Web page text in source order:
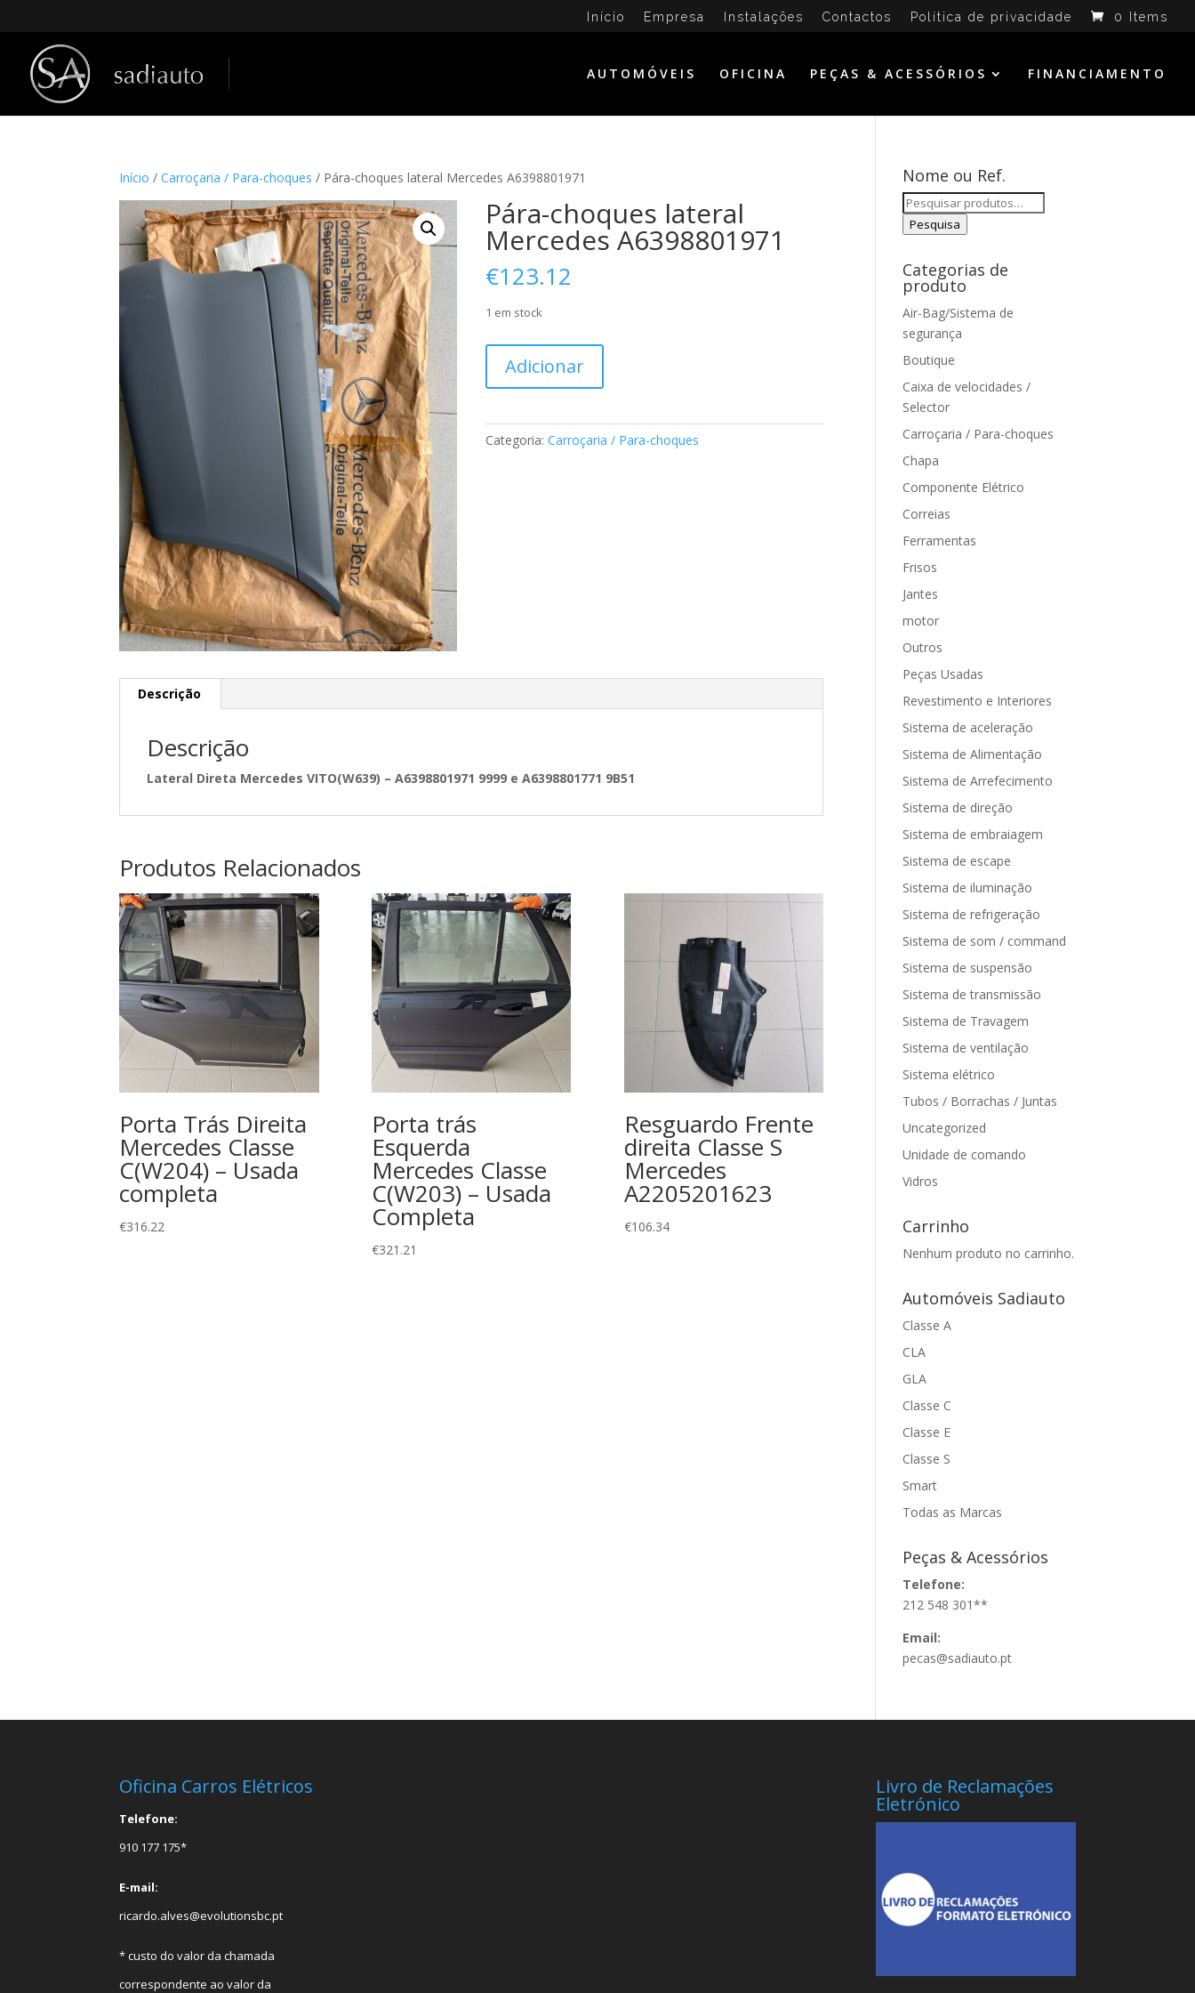
Início Empresa Instalações Contactos Política de privacidade 0 Items
AUTOMÓVEIS OFICINA PEÇAS & ACESSÓRIOS FINANCIAMENTO
Início /Carroçaria / Para-choques / Pára-choques lateral Mercedes A6398801971
Pára-choques lateral
Mercedes A6398801971
€123.12
1 em stock
Pára-
lateral
Adicionar
Categoria:Carroçaria / Para-choques
Descrição
Descrição
Lateral Direta Mercedes VITO(W639) – A6398801971 9999 e A6398801771 9B51
Produtos Relacionados
Porta Trás Direita
Mercedes Classe
C(W204) – Usada
completa
€316.22
Porta trás
Esquerda
Mercedes Classe
C(W203) – Usada
Completa
€321.21
Resguardo Frente
direita Classe S
Mercedes
A2205201623
€106.34
Nome ou Ref.
Pesquisar
por:
Pesquisa
Categorias de
produto
Air-Bag/Sistema de
segurança
Boutique
Caixa de velocidades /
Selector
Carroçaria / Para-choques
Chapa
Componente Elétrico
Correias
Ferramentas
Frisos
Jantes
motor
Outros
Peças Usadas
Revestimento e Interiores
Sistema de aceleração
Sistema de Alimentação
Sistema de Arrefecimento
Sistema de direção
Sistema de embraiagem
Sistema de escape
Sistema de iluminação
Sistema de refrigeração
Sistema de som / command
Sistema de suspensão
Sistema de transmissão
Sistema de Travagem
Sistema de ventilação
Sistema elétrico
Tubos / Borrachas / Juntas
Uncategorized
Unidade de comando
Vidros
Carrinho
Nenhum produto no carrinho.
Automóveis Sadiauto
Classe A
CLA
GLA
Classe C
Classe E
Classe S
Smart
Todas as Marcas
Peças & Acessórios
Telefone:
212 548 301**
Email:
pecas@sadiauto.pt
Oficina Carros Elétricos
Telefone:
910 177 175*
E-mail:
ricardo.alves@evolutionsbc.pt
* custo do valor da chamada
correspondente ao valor da
Livro de Reclamações
Eletrónico